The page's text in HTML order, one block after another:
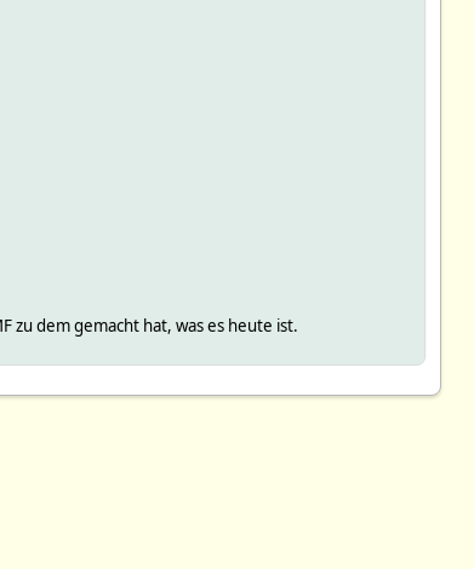
zu dem gemacht hat, was es heute ist.